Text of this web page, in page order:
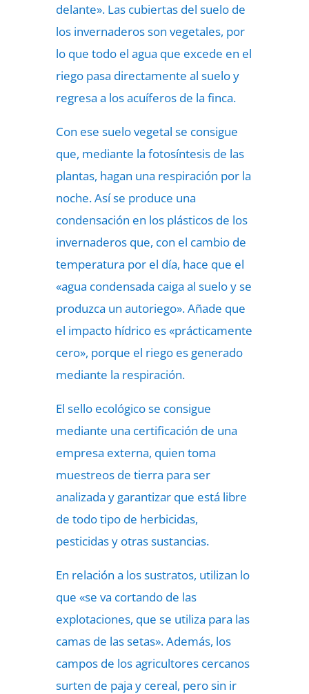
delante». Las cubiertas del suelo de
los invernaderos son vegetales, por
lo que todo el agua que excede en el
riego pasa directamente al suelo y
regresa a los acuíferos de la finca.
Con ese suelo vegetal se consigue
que, mediante la fotosíntesis de las
plantas, hagan una respiración por la
noche. Así se produce una
condensación en los plásticos de los
invernaderos que, con el cambio de
temperatura por el día, hace que el
«agua condensada caiga al suelo y se
produzca un autoriego». Añade que
el impacto hídrico es «prácticamente
cero», porque el riego es generado
mediante la respiración.
El sello ecológico se consigue
mediante una certificación de una
empresa externa, quien toma
muestreos de tierra para ser
analizada y garantizar que está libre
de todo tipo de herbicidas,
pesticidas y otras sustancias.
En relación a los sustratos, utilizan lo
que «se va cortando de las
explotaciones, que se utiliza para las
camas de las setas». Además, los
campos de los agricultores cercanos
surten de paja y cereal, pero sin ir